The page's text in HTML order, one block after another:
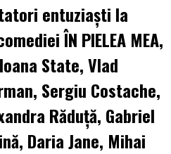
entuziaști la
ÎN PIELEA MEA,
State, Vlad
Sergiu Costache,
Răduță, Gabriel
Daria Jane, Mihai